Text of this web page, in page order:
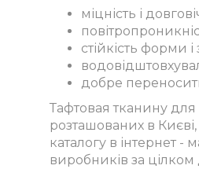
міцність і
стійкість форми
добре
Тафтовая тканину
розташованих в
каталогу в інтернет
виробників за цілком